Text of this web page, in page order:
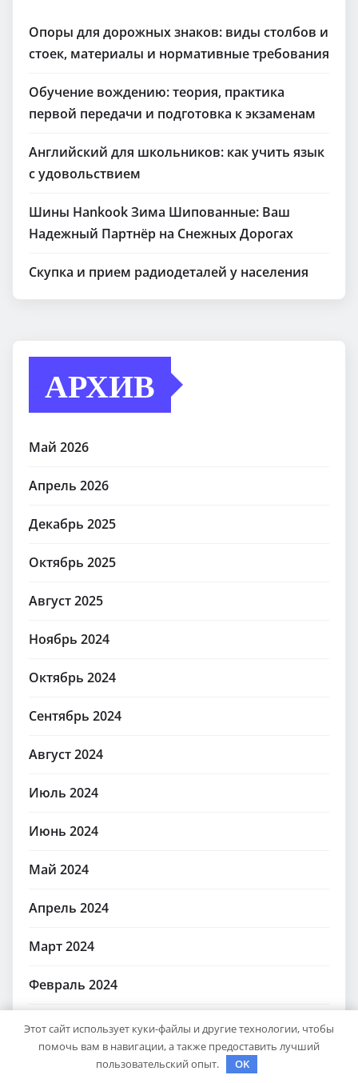
Опоры для дорожных знаков: виды столбов и
стоек, материалы и нормативные требования
Обучение вождению: теория, практика
первой передачи и подготовка к экзаменам
Английский для школьников: как учить язык
с удовольствием
Шины Hankook Зима Шипованные: Ваш
Надежный Партнёр на Снежных Дорогах
Скупка и прием радиодеталей у населения
АРХИВ
Май 2026
Апрель 2026
Декабрь 2025
Октябрь 2025
Август 2025
Ноябрь 2024
Октябрь 2024
Сентябрь 2024
Август 2024
Июль 2024
Июнь 2024
Май 2024
Апрель 2024
Март 2024
Февраль 2024
Ноябрь 2023
Февраль 2023
Этот сайт использует куки-файлы и другие технологии, чтобы
помочь вам в навигации, а также предоставить лучший
пользовательский опыт.
OK